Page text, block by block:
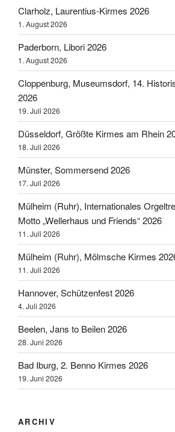
Clarholz, Laurentius-Kirmes 2026
1. August 2026
Paderborn, Libori 2026
1. August 2026
Cloppenburg, Museumsdorf, 14.
2026
19. Juli 2026
Düsseldorf, Größte Kirmes am Rhein
18. Juli 2026
Münster, Sommersend 2026
17. Juli 2026
Mülheim (Ruhr), Internationales
Motto „Wellerhaus und Friends“ 2026
11. Juli 2026
Mülheim (Ruhr), Mölmsche Kirmes
11. Juli 2026
Hannover, Schützenfest 2026
4. Juli 2026
Beelen, Jans to Beilen 2026
28. Juni 2026
Bad Iburg, 2. Benno Kirmes 2026
19. Juni 2026
ARCHIV